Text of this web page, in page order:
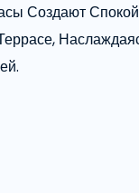
Создают